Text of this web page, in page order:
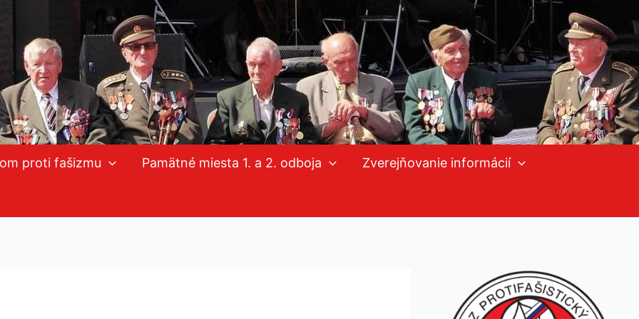
proti fašizmu Pamätné miesta 1. a 2. odboja Zverejňovanie informácií